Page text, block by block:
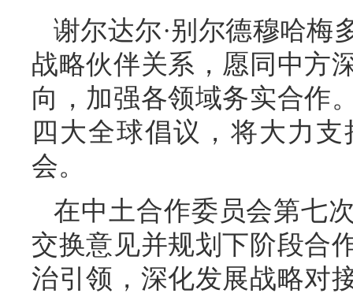
谢尔达尔·别尔德穆哈梅
战略伙伴关系，愿同中方
向，加强各领域务实合作
四大全球倡议，将大力
会。
在中土合作委员会第七
交换意见并规划下阶段合
治引领，深化发展战略对